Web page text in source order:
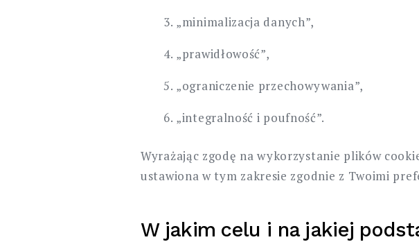
„minimalizacja danych”,
„prawidłowość”,
„ograniczenie przechowywania”,
„integralność i poufność”.
Wyrażając zgodę na wykorzystanie plików
ustawiona w tym zakresie zgodnie z Twoimi
W jakim celu i na jakiej